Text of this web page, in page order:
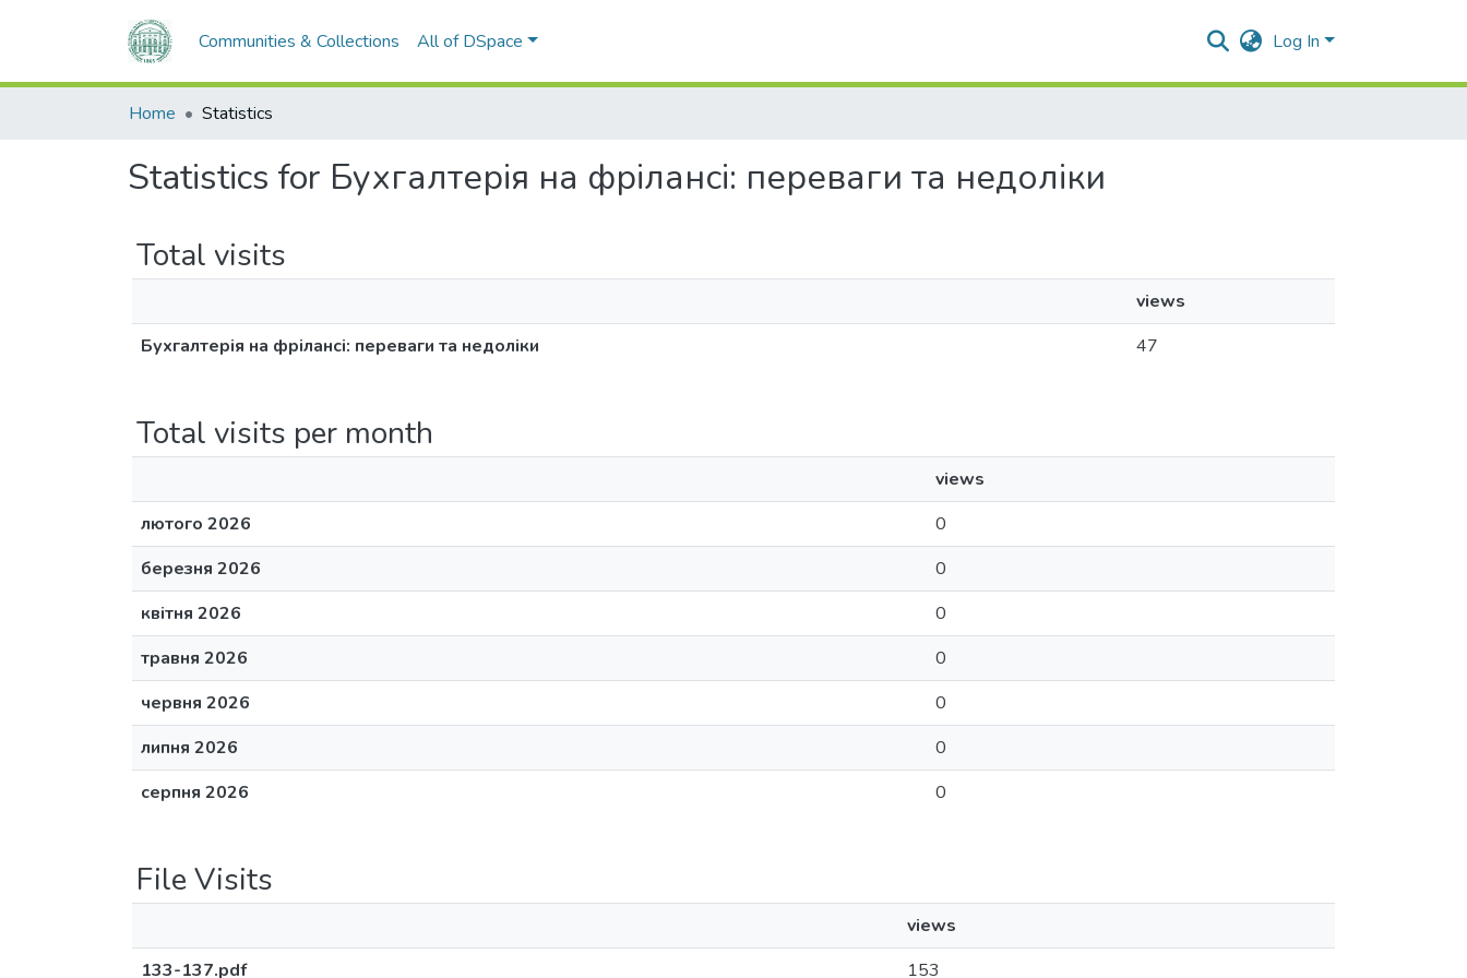
Communities & Collections All of DSpace Log In
Home Statistics
Statistics for Бухгалтерія на фрілансі: переваги та недоліки
Total visits
views
Бухгалтерія на фрілансі: переваги та недоліки
47
Total visits per month
views
лютого 2026
0
березня 2026
0
квітня 2026
0
травня 2026
0
червня 2026
0
липня 2026
0
серпня 2026
0
File Visits
views
133-137.pdf
153